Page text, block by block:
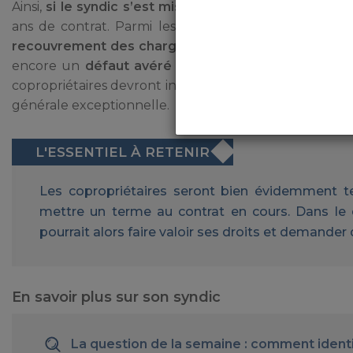
Ainsi, si le syndic s’est mis en défaut
, les
ans de contrat. Parmi les fautes relevées et pour
recouvrement des charges
encore un défaut avéré de gestion
copropriétaires devront informer le syndic de leur
générale exceptionnelle.
Les copropriétaires seront bien évidemment
mettre un terme au contrat en cours. Dans le
pourrait alors faire valoir ses droits et
En savoir plus sur son syndic
La question de la semaine : comment